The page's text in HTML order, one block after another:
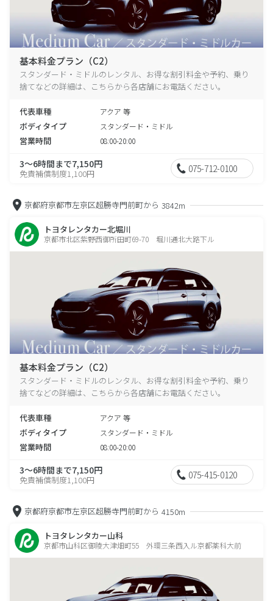
基本料金プラン（C2）
スタンダード・ミドルのレンタル、お得な割引料金や予約、乗り
捨てなどの詳細は、こちらから各店舗にお電話ください。
代表車種 アクア 等
ボディタイプ スタンダード・ミドル
営業時間 08:00-20:00
3～6時間まで7,150円
免責補償制度1,100円 075-712-0100
京都府京都市左京区超勝寺門前町から 3842m
トヨタレンタカー北堀川
京都市北区紫野西御所田町69-70 堀川通北大路下ル
基本料金プラン（C2）
スタンダード・ミドルのレンタル、お得な割引料金や予約、乗り
捨てなどの詳細は、こちらから各店舗にお電話ください。
代表車種 アクア 等
ボディタイプ スタンダード・ミドル
営業時間 08:00-20:00
3～6時間まで7,150円
免責補償制度1,100円 075-415-0120
京都府京都市左京区超勝寺門前町から 4150m
トヨタレンタカー山科
京都市山科区御陵大津畑町55 外環三条西入ル京都薬科大前